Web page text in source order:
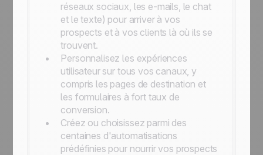
réseaux sociaux, les e-mails, le chat
et le texte) pour arriver à vos
prospects et à vos clients là où ils se
trouvent.
Personnalisez les expériences
utilisateur sur tous vos canaux, y
compris les pages de destination et
les formulaires à fort taux de
conversion.
Créez ou choisissez parmi des
centaines d'automatisations
prédéfinies pour nourrir vos prospects